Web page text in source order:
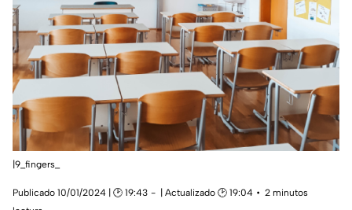
|9_fingers_
Publicado 10/01/2024 | 🕑 19:43 | Actualizado 🕑 19:04
2 minutos